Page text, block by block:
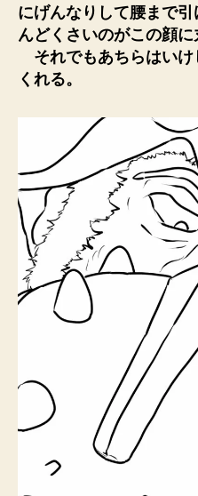
にげんなりして腰まで
んどくさいのがこの顔に
それでもあちらはいけ
くれる。